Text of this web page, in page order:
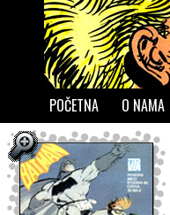
POČETNA O NAMA